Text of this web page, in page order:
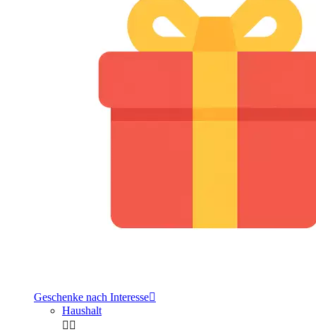
Geschenke nach Interesse
Haushalt
 